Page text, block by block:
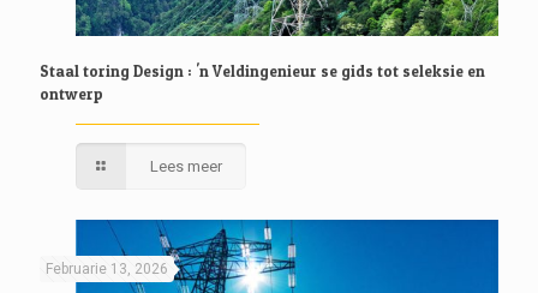
Staal toring Design : 'n Veldingenieur se gids tot seleksie en
ontwerp
Lees meer
Februarie 13, 2026